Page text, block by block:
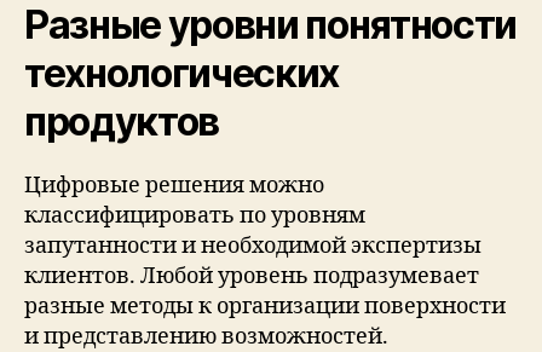
Разные уровни понятности
технологических
продуктов
Цифровые решения можно
классифицировать по уровням
запутанности и необходимой экспертизы
клиентов. Любой уровень подразумевает
разные методы к организации поверхности
и представлению возможностей.